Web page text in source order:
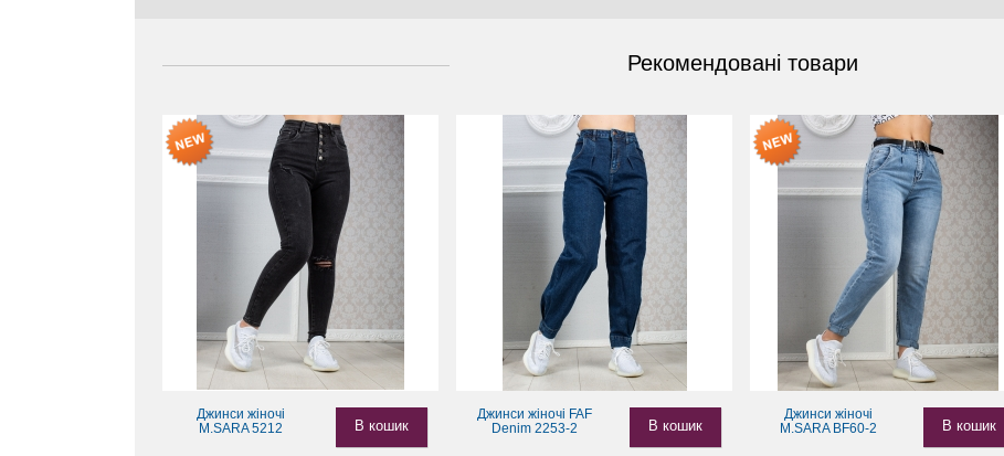
Рекомендовані товари
Джинси жіночі
M.SARA 5212
В кошик
Джинси жіночі FAF
Denim 2253-2
В кошик
Джинси жіночі
M.SARA BF60-2
В кошик